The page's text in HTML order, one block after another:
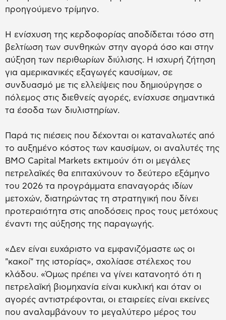
προηγούμενο τρίμηνο.
Η ενίσχυση της κερδοφορίας αποδίδεται τόσο στη
βελτίωση των συνθηκών στην αγορά όσο και στην
αύξηση των περιθωρίων διύλισης. Η ισχυρή ζήτηση
για αμερικανικές εξαγωγές καυσίμων, σε
συνδυασμό με τις ελλείψεις που δημιούργησε ο
πόλεμος στις διεθνείς αγορές, ενίσχυσε σημαντικά
τα έσοδα των διυλιστηρίων.
Παρά τις πιέσεις που δέχονται οι καταναλωτές από
το αυξημένο κόστος των καυσίμων, οι αναλυτές της
BMO Capital Markets εκτιμούν ότι οι μεγάλες
πετρελαϊκές θα επιταχύνουν το δεύτερο εξάμηνο
του 2026 τα προγράμματα επαναγοράς ιδίων
μετοχών, διατηρώντας τη στρατηγική που δίνει
προτεραιότητα στις αποδόσεις προς τους μετόχους
έναντι της αύξησης της παραγωγής.
«Δεν είναι ευχάριστο να εμφανιζόμαστε ως οι
"κακοί" της ιστορίας», σχολίασε στέλεχος του
κλάδου. «Όμως πρέπει να γίνει κατανοητό ότι η
πετρελαϊκή βιομηχανία είναι κυκλική και όταν οι
αγορές αντιστρέφονται, οι εταιρείες είναι εκείνες
που αναλαμβάνουν το μεγαλύτερο μέρος του